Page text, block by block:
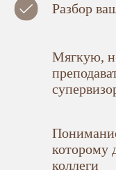
Разбор
Мягкую,
которому
коллеги